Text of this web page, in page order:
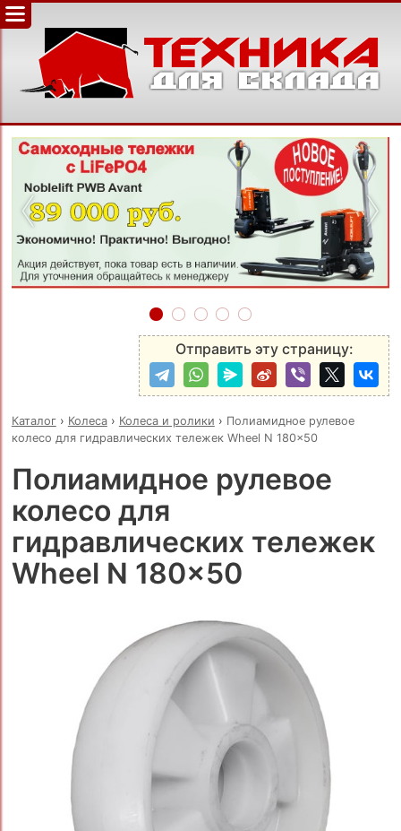
‹ ›
Отправить эту страницу:
Каталог› Колеса› Колеса и ролики › Полиамидное рулевое
колесо для гидравлических тележек Wheel N 180x50
Полиамидное рулевое
колесо для
гидравлических тележек
Wheel N 180x50